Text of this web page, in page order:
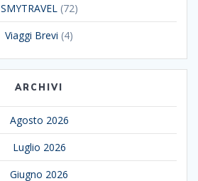
SMYTRAVEL(72)
Viaggi Brevi (4)
ARCHIVI
Agosto 2026
Luglio 2026
Giugno 2026